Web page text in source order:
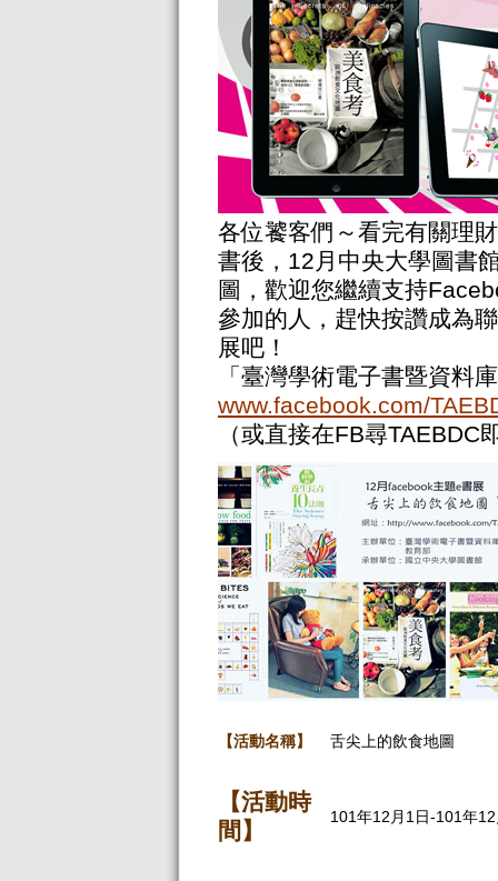
各位饕客們～看完有關理
書後，12月中央大學圖書
圖，歡迎您繼續支持
參加的人，趕快按讚成為
展吧！
「臺灣學術電子書暨資料
www.facebook.com/
（或直接在FB尋TAEBDC
【活動名稱】 舌尖上的飲食地圖
【活動時
間】
101年12月1日-101年